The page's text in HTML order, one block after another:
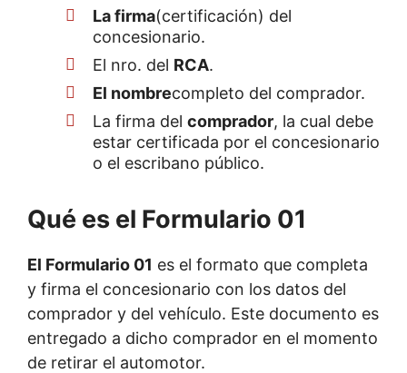
La firma(certificación) del
concesionario.
El nro. del RCA.
El nombrecompleto del comprador.
La firma del comprador, la cual debe
estar certificada por el concesionario
o el escribano público.
Qué es el Formulario 01
El Formulario 01 es el formato que completa
y firma el concesionario con los datos del
comprador y del vehículo. Este documento es
entregado a dicho comprador en el momento
de retirar el automotor.